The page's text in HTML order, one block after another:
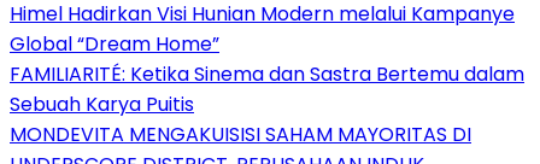
Himel Hadirkan Visi Hunian Modern melalui Kampanye
Global “Dream Home”
FAMILIARITÉ: Ketika Sinema dan Sastra Bertemu dalam
Sebuah Karya Puitis
MONDEVITA MENGAKUISISI SAHAM MAYORITAS DI